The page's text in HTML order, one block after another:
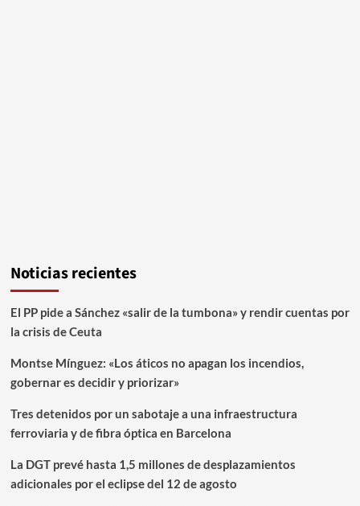
Noticias recientes
El PP pide a Sánchez «salir de la tumbona» y rendir cuentas por
la crisis de Ceuta
Montse Mínguez: «Los áticos no apagan los incendios,
gobernar es decidir y priorizar»
Tres detenidos por un sabotaje a una infraestructura
ferroviaria y de fibra óptica en Barcelona
La DGT prevé hasta 1,5 millones de desplazamientos
adicionales por el eclipse del 12 de agosto